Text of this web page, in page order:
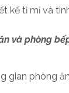
kế tỉ mỉ và
và phòng
gian phòng